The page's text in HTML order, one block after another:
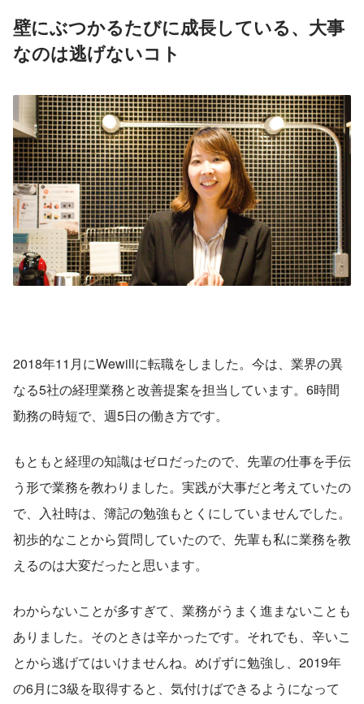
壁にぶつかるたびに成長している、大事
なのは逃げないコト
2018年11月にWewillに転職をしました。今は、業界の異
なる5社の経理業務と改善提案を担当しています。6時間
勤務の時短で、週5日の働き方です。
もともと経理の知識はゼロだったので、先輩の仕事を手伝
う形で業務を教わりました。実践が大事だと考えていたの
で、入社時は、簿記の勉強もとくにしていませんでした。
初歩的なことから質問していたので、先輩も私に業務を教
えるのは大変だったと思います。
わからないことが多すぎて、業務がうまく進まないことも
ありました。そのときは辛かったです。それでも、辛いこ
とから逃げてはいけませんね。めげずに勉強し、2019年
の6月に3級を取得すると、気付けばできるようになって